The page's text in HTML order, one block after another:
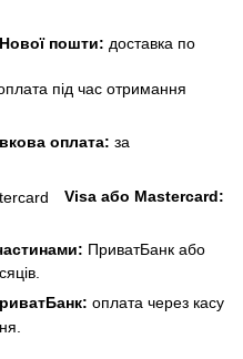
пошти: доставка по
під час отримання
оплата: за
Visa або Mastercard:
ПриватБанк або
оплата через касу